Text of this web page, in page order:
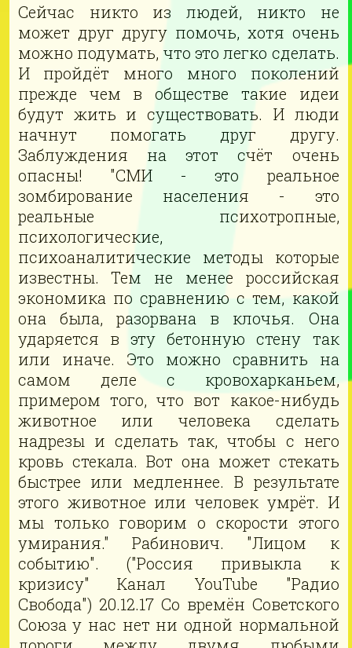
Сейчас никто из людей, никто не
может друг другу помочь, хотя очень
можно подумать, что это легко сделать.
И пройдёт много много поколений
прежде чем в обществе такие идеи
будут жить и существовать. И люди
начнут помогать друг другу.
Заблуждения на этот счёт очень
опасны! "СМИ - это реальное
зомбирование населения - это
реальные психотропные,
психологические,
психоаналитические методы которые
известны. Тем не менее российская
экономика по сравнению с тем, какой
она была, разорвана в клочья. Она
ударяется в эту бетонную стену так
или иначе. Это можно сравнить на
самом деле с кровохарканьем,
примером того, что вот какое-нибудь
животное или человека сделать
надрезы и сделать так, чтобы с него
кровь стекала. Вот она может стекать
быстрее или медленнее. В результате
этого животное или человек умрёт. И
мы только говорим о скорости этого
умирания." Рабинович. "Лицом к
событию". ("Россия привыкла к
кризису" Канал YouTube "Радио
Свобода") 20.12.17 Со времён Советского
Союза у нас нет ни одной нормальной